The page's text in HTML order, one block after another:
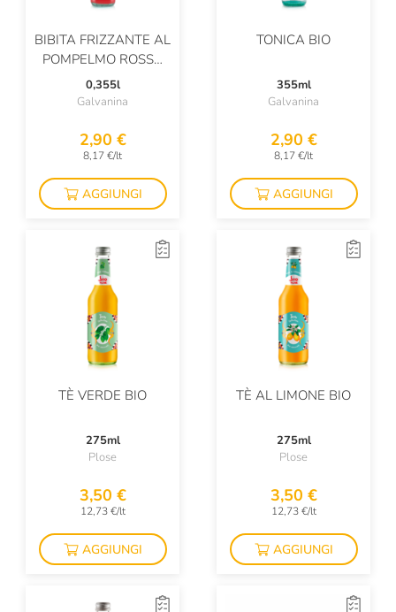
BIBITA FRIZZANTE AL
POMPELMO ROSSO
BIO
0,355l
Galvanina
2,90 €
8,17 €/lt
AGGIUNGI
TONICA BIO
355ml
Galvanina
2,90 €
8,17 €/lt
AGGIUNGI
TÈ VERDE BIO
275ml
Plose
3,50 €
12,73 €/lt
AGGIUNGI
TÈ AL LIMONE BIO
275ml
Plose
3,50 €
12,73 €/lt
AGGIUNGI